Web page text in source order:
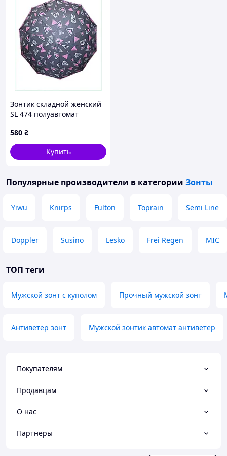
Зонтик складной женский
SL 474 полуавтомат
580 ₴
Купить
Популярные производители в категории Зонты
Yiwu Knirps Fulton Toprain Semi Line
Doppler Susino Lesko Frei Regen MIC
ТОП теги
Мужской зонт с куполом Прочный мужской зонт
Антиветер зонт Мужской зонтик автомат антиветер
Покупателям
Продавцам
О нас
Партнеры